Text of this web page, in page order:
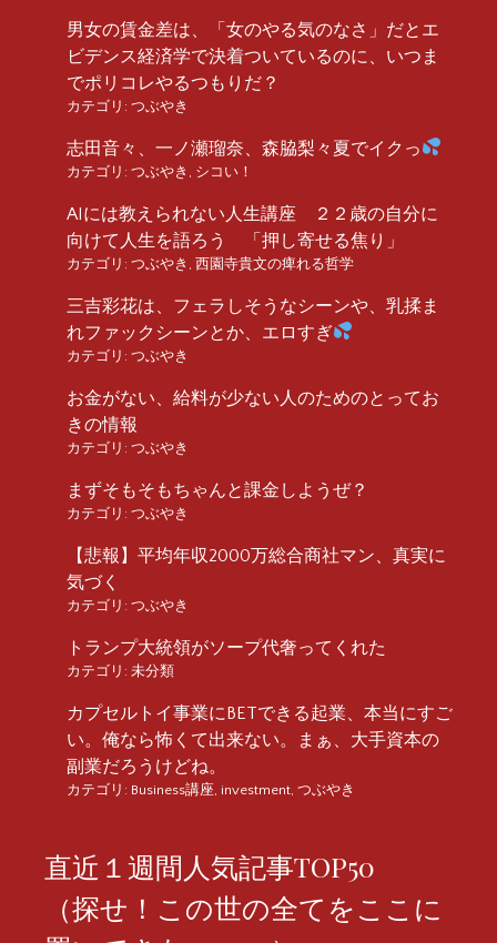
男女の賃金差は、「女のやる気のなさ」だとエ
ビデンス経済学で決着ついているのに、いつま
でポリコレやるつもりだ？
カテゴリ: つぶやき
志田音々、一ノ瀬瑠奈、森脇梨々夏でイクっ
カテゴリ: つぶやき シコい！
AIには教えられない人生講座 ２２歳の自分に
向けて人生を語ろう 「押し寄せる焦り」
カテゴリ: つぶやき 西園寺貴文の痺れる哲学
三吉彩花は、フェラしそうなシーンや、乳揉ま
れファックシーンとか、エロすぎ
カテゴリ: つぶやき
お金がない、給料が少ない人のためのとってお
きの情報
カテゴリ: つぶやき
まずそもそもちゃんと課金しようぜ？
カテゴリ: つぶやき
【悲報】平均年収2000万総合商社マン、真実に
気づく
カテゴリ: つぶやき
トランプ大統領がソープ代奢ってくれた
カテゴリ: 未分類
カプセルトイ事業にBETできる起業、本当にすご
い。俺なら怖くて出来ない。まぁ、大手資本の
副業だろうけどね。
カテゴリ: Business講座 investment つぶやき
直近１週間人気記事TOP50
（探せ！この世の全てをここに